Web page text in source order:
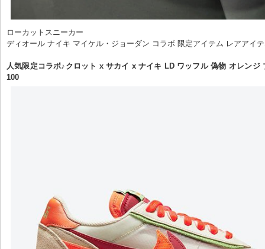
ローカットスニーカー
ディオール ナイキ マイケル・ジョーダン コラボ 限定アイテム レアアイ
人気限定コラボ♪クロット x サカイ x ナイキ LD ワッフル ​偽物 オレンジ
100